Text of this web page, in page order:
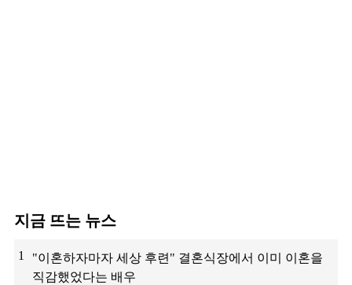
지금 뜨는 뉴스
1
"이혼하자마자 세상 후련" 결혼식장에서 이미 이혼을
직감했었다는 배우